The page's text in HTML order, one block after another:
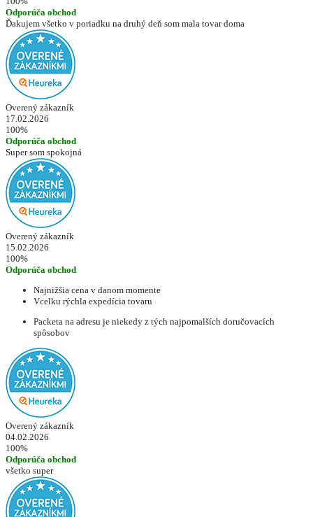
Odporúča obchod
Ďakujem všetko v poriadku na druhý deň som mala tovar doma
Overený zákazník
17.02.2026
100%
Odporúča obchod
Super som spokojná
Overený zákazník
15.02.2026
100%
Odporúča obchod
Najnižšia cena v danom momente
Vcelku rýchla expedícia tovaru
Packeta na adresu je niekedy z tých najpomalších doručovacích
spôsobov
Overený zákazník
04.02.2026
100%
Odporúča obchod
všetko super